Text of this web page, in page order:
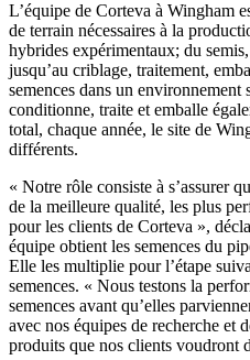
L’équipe de Corteva à Wingham
de terrain nécessaires à la
hybrides expérimentaux; du
jusqu’au criblage, traitement,
semences dans un environnement
conditionne, traite et emballe
total, chaque année, le site de
différents.
« Notre rôle consiste à s’assurer
de la meilleure qualité, les plus
pour les clients de Corteva »,
équipe obtient les semences du
Elle les multiplie pour l’étape
semences. « Nous testons la
semences avant qu’elles
avec nos équipes de recherche et
produits que nos clients voudront